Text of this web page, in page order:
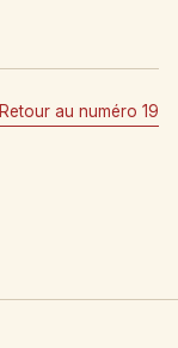
Retour au numéro 19